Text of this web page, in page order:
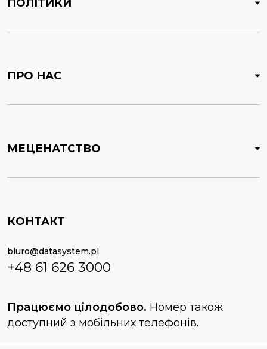
ПОЛІТИКИ
ПРО НАС
МЕЦЕНАТСТВО
КОНТАКТ
biuro@datasystem.pl
+48 61 626 3000
Працюємо цілодобово. Номер також
доступний з мобільних телефонів.